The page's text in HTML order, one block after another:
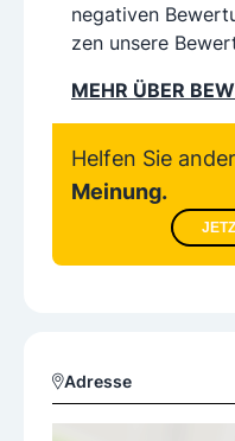
negativen
zen unsere
MEHR ÜBER
Helfen Sie
Meinung.
Adresse